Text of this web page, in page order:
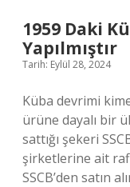
1959 Daki
Yapılmıştır
Tarih: Eylül 28, 2024
Küba devrimi
ürüne dayalı bir
sattığı şekeri
şirketlerine ait
SSCB’den satın